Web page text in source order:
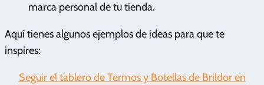
marca personal de tu tienda.
Aquí tienes algunos ejemplos de ideas para que te
inspires:
Seguir el tablero de Termos y Botellas de Brildor en